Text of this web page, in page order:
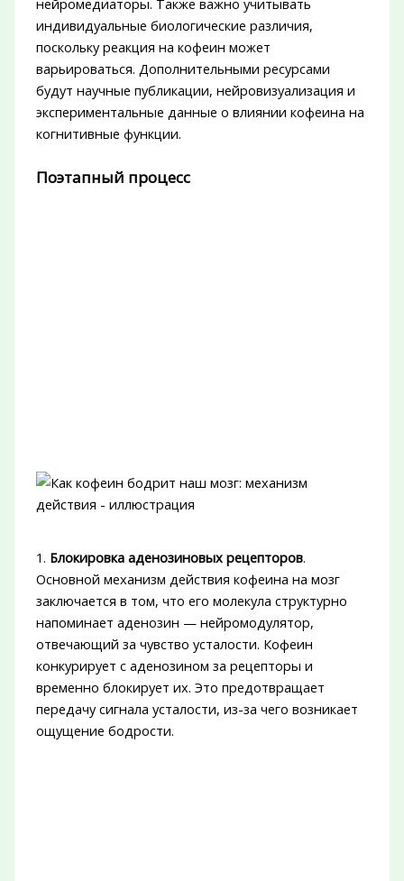
нейромедиаторы. Также важно учитывать
индивидуальные биологические различия,
поскольку реакция на кофеин может
варьироваться. Дополнительными ресурсами
будут научные публикации, нейровизуализация и
экспериментальные данные о влиянии кофеина на
когнитивные функции.
Поэтапный процесс
1. Блокировка аденозиновых рецепторов.
Основной механизм действия кофеина на мозг
заключается в том, что его молекула структурно
напоминает аденозин — нейромодулятор,
отвечающий за чувство усталости. Кофеин
конкурирует с аденозином за рецепторы и
временно блокирует их. Это предотвращает
передачу сигнала усталости, из-за чего возникает
ощущение бодрости.